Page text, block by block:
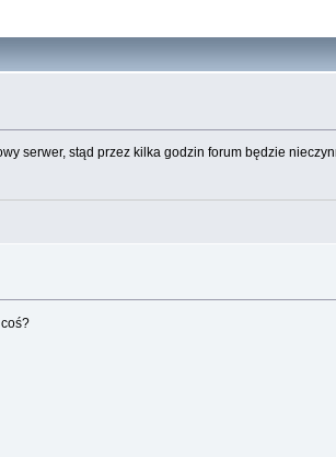
serwer, stąd przez kilka godzin forum będzie